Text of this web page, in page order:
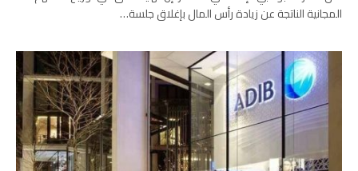
المجانية الناتجة عن زيادة رأس المال بإغلاق جلسة…